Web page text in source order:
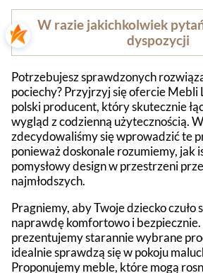
W razie jakichkolwiek
dyspozycji
Potrzebujesz sprawdzonych
pociechy? Przyjrzyj się ofercie Mebli
polski producent, który skutecznie
wygląd z codzienną użytecznością.
zdecydowaliśmy się wprowadzić te
ponieważ doskonale rozumiemy, jak
pomysłowy design w przestrzeni
najmłodszych.
Pragniemy, aby Twoje dziecko czuło
naprawdę komfortowo i
prezentujemy starannie wybrane
idealnie sprawdzą się w pokoju
Proponujemy meble, które mogą